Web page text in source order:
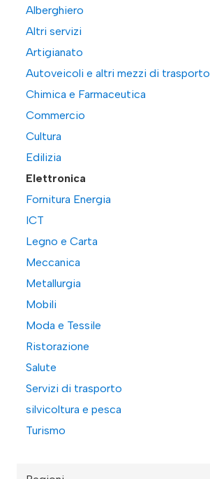
Alberghiero
Altri servizi
Artigianato
Autoveicoli e altri mezzi di trasporto
Chimica e Farmaceutica
Commercio
Cultura
Edilizia
Elettronica
Fornitura Energia
ICT
Legno e Carta
Meccanica
Metallurgia
Mobili
Moda e Tessile
Ristorazione
Salute
Servizi di trasporto
silvicoltura e pesca
Turismo